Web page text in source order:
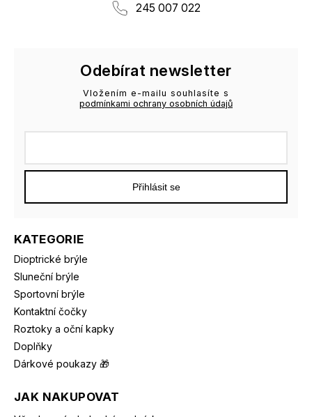
245 007 022
KATEGORIE
Dioptrické brýle
Sluneční brýle
Sportovní brýle
Kontaktní čočky
Roztoky a oční kapky
Doplňky
Dárkové poukazy 🎁
JAK NAKUPOVAT
Odebírat newsletter
Vložením e-mailu souhlasíte s
podmínkami ochrany osobních údajů
Přihlásit se